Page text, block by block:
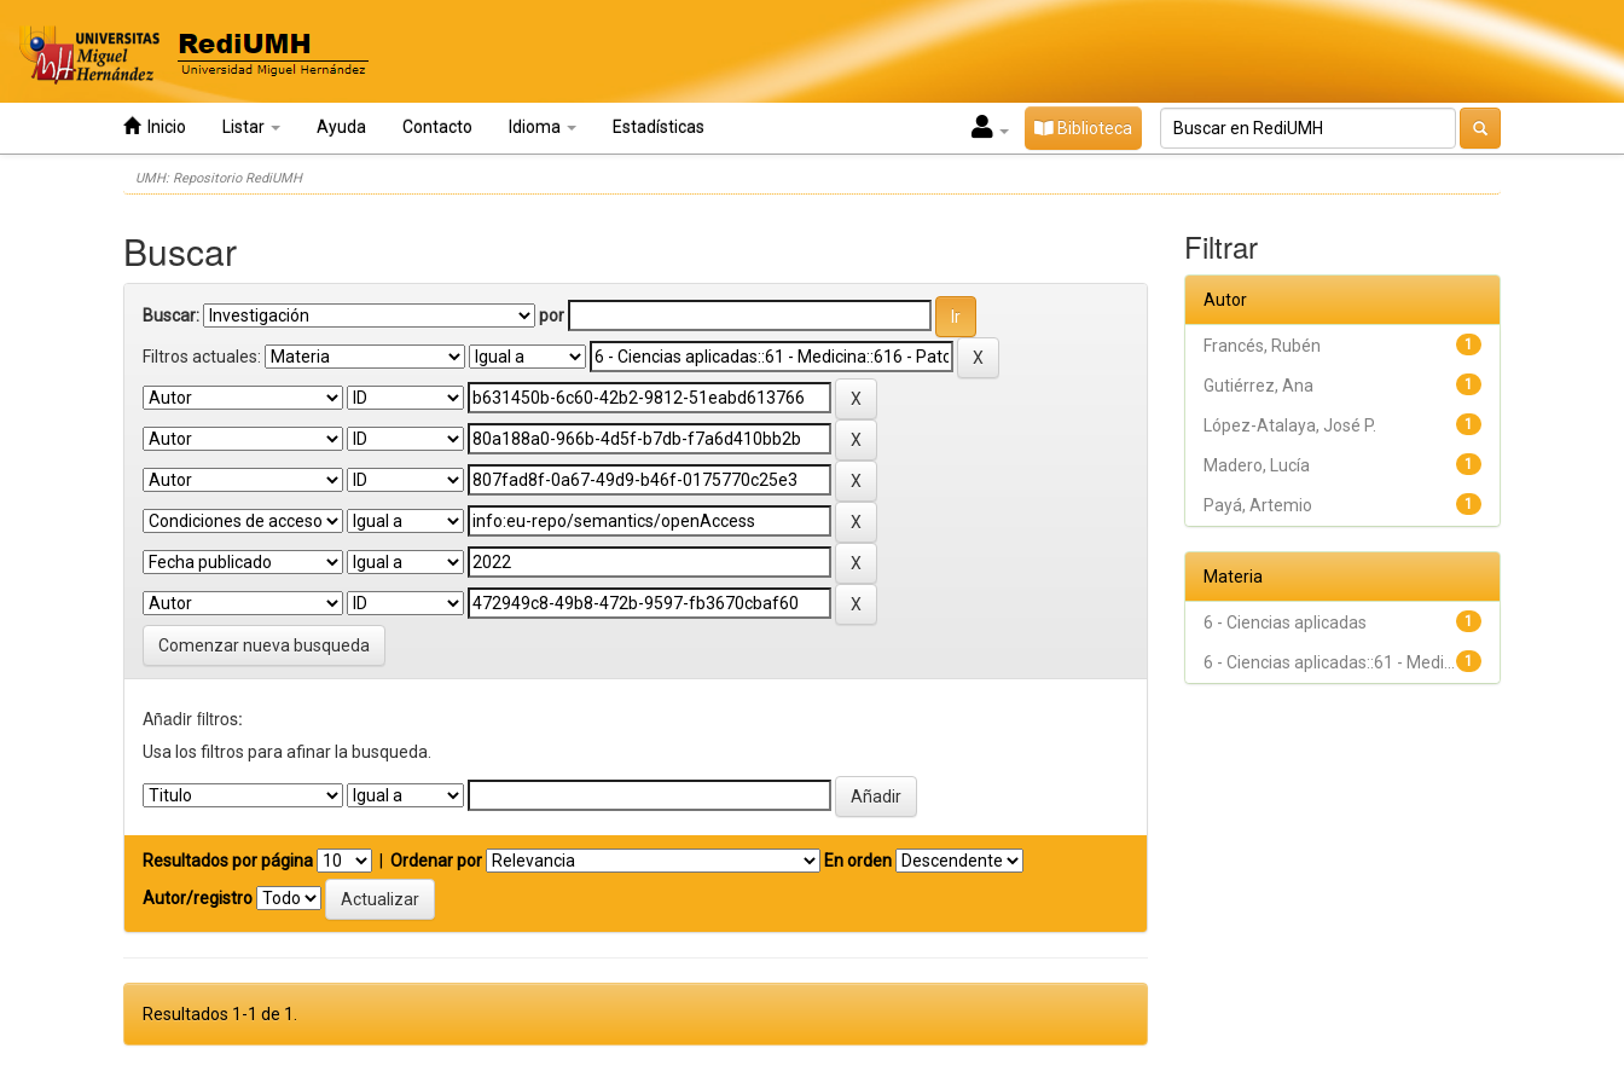
Inicio Listar Ayuda Contacto Idioma Estadísticas Biblioteca
UMH: Repositorio RediUMH
Buscar
Buscar: por
Filtros actuales:
Comenzar nueva busqueda
Añadir filtros:
Usa los filtros para afinar la busqueda.
Resultados por página Ordenar por
En orden
Autor/registro
Resultados 1-1 de 1.
Filtrar
Autor
1
Francés, Rubén
1
Gutiérrez, Ana
1
López-Atalaya, José P.
1
Madero, Lucía
1
Payá, Artemio
Materia
1
6 - Ciencias aplicadas
1
6 - Ciencias aplicadas::61 - Medi...